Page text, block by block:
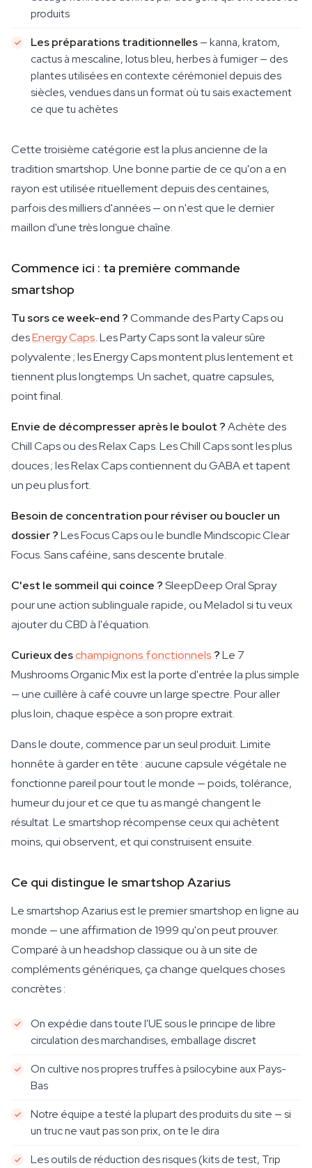
produits
Les préparations traditionnelles— kanna, kratom,
cactus à mescaline, lotus bleu, herbes à fumiger — des
plantes utilisées en contexte cérémoniel depuis des
siècles, vendues dans un format où tu sais exactement
ce que tu achètes
Cette troisième catégorie est la plus ancienne de la
tradition smartshop. Une bonne partie de ce qu'on a en
rayon est utilisée rituellement depuis des centaines,
parfois des milliers d'années — on n'est que le dernier
maillon d'une très longue chaîne.
Commence ici : ta première commande
smartshop
Tu sors ce week-end ?Commande des Party Caps ou
desEnergy Caps. Les Party Caps sont la valeur sûre
polyvalente ; les Energy Caps montent plus lentement et
tiennent plus longtemps. Un sachet, quatre capsules,
point final.
Envie de décompresser après le boulot ?Achète des
Chill Caps ou des Relax Caps. Les Chill Caps sont les plus
douces ; les Relax Caps contiennent du GABA et tapent
un peu plus fort.
Besoin de concentration pour réviser ou boucler un
dossier ?Les Focus Caps ou le bundle Mindscopic Clear
Focus. Sans caféine, sans descente brutale.
C'est le sommeil qui coince ?SleepDeep Oral Spray
pour une action sublinguale rapide, ou Meladol si tu veux
ajouter du CBD à l'équation.
Curieux deschampignons fonctionnels ?Le 7
Mushrooms Organic Mix est la porte d'entrée la plus simple
— une cuillère à café couvre un large spectre. Pour aller
plus loin, chaque espèce a son propre extrait.
Dans le doute, commence par un seul produit. Limite
honnête à garder en tête : aucune capsule végétale ne
fonctionne pareil pour tout le monde — poids, tolérance,
humeur du jour et ce que tu as mangé changent le
résultat. Le smartshop récompense ceux qui achètent
moins, qui observent, et qui construisent ensuite.
Ce qui distingue le smartshop Azarius
Le smartshop Azarius est le premier smartshop en ligne au
monde — une affirmation de 1999 qu'on peut prouver.
Comparé à un headshop classique ou à un site de
compléments génériques, ça change quelques choses
concrètes :
On expédie dans toute l'UE sous le principe de libre
circulation des marchandises, emballage discret
On cultive nos propres truffes à psilocybine aux Pays-
Bas
Notre équipe a testé la plupart des produits du site — si
un truc ne vaut pas son prix, on te le dira
Les outils de réduction des risques (kits de test, Trip